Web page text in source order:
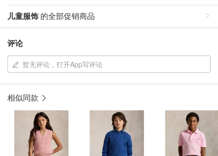
儿童服饰 的全部促销商品
评论
暂无评论，打开App写评论
相似同款